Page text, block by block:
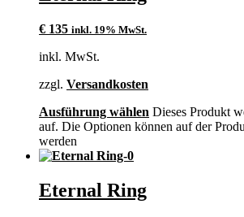
€ 135 inkl. 19% MwSt.
inkl. MwSt.
zzgl. Versandkosten
Ausführung wählen Dieses Produkt
auf. Die Optionen können auf der
werden
Eternal Ring